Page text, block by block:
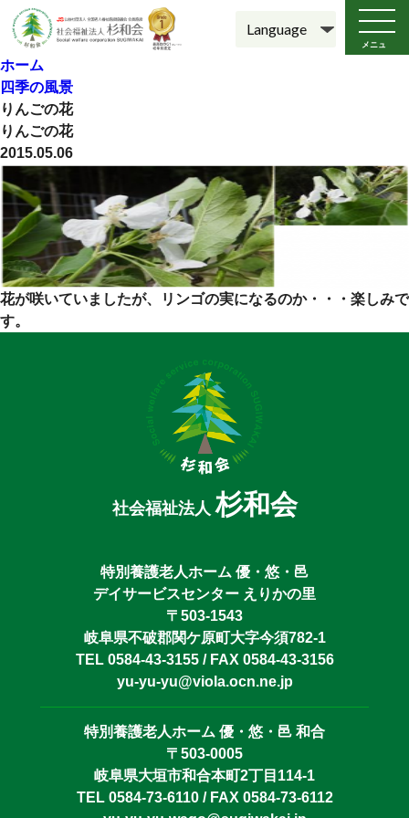
メニュ
ー
ホーム
四季の風景
りんごの花
りんごの花
2015.05.06
花が咲いていましたが、リンゴの実になるのか・・・楽しみで
す。
社会福祉法人杉和会
特別養護老人ホーム 優・悠・邑
デイサービスセンター えりかの里
〒503-1543
岐阜県不破郡関ケ原町大字今須782-1
TEL 0584-43-3155 / FAX 0584-43-3156
yu-yu-yu@viola.ocn.ne.jp
特別養護老人ホーム 優・悠・邑 和合
〒503-0005
岐阜県大垣市和合本町2丁目114-1
TEL 0584-73-6110 / FAX 0584-73-6112